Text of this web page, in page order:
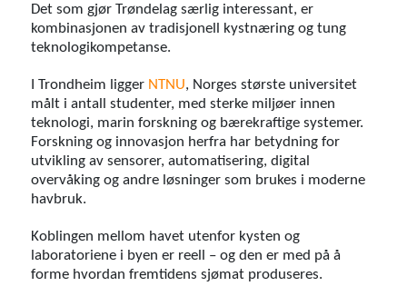
Det som gjør Trøndelag særlig interessant, er
kombinasjonen av tradisjonell kystnæring og tung
teknologikompetanse.
I Trondheim ligger NTNU, Norges største universitet
målt i antall studenter, med sterke miljøer innen
teknologi, marin forskning og bærekraftige systemer.
Forskning og innovasjon herfra har betydning for
utvikling av sensorer, automatisering, digital
overvåking og andre løsninger som brukes i moderne
havbruk.
Koblingen mellom havet utenfor kysten og
laboratoriene i byen er reell – og den er med på å
forme hvordan fremtidens sjømat produseres.